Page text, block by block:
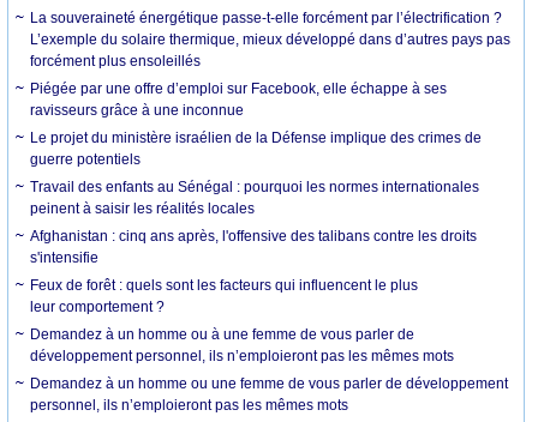
La souveraineté énergétique passe-t-elle forcément par l’électrification ?
L’exemple du solaire thermique, mieux développé dans d’autres pays pas
forcément plus ensoleillés
Piégée par une offre d’emploi sur Facebook, elle échappe à ses
ravisseurs grâce à une inconnue
Le projet du ministère israélien de la Défense implique des crimes de
guerre potentiels
Travail des enfants au Sénégal : pourquoi les normes internationales
peinent à saisir les réalités locales
Afghanistan : cinq ans après, l'offensive des talibans contre les droits
s'intensifie
Feux de forêt : quels sont les facteurs qui influencent le plus
leur comportement ?
Demandez à un homme ou à une femme de vous parler de
développement personnel, ils n’emploieront pas les mêmes mots
Demandez à un homme ou une femme de vous parler de développement
personnel, ils n’emploieront pas les mêmes mots